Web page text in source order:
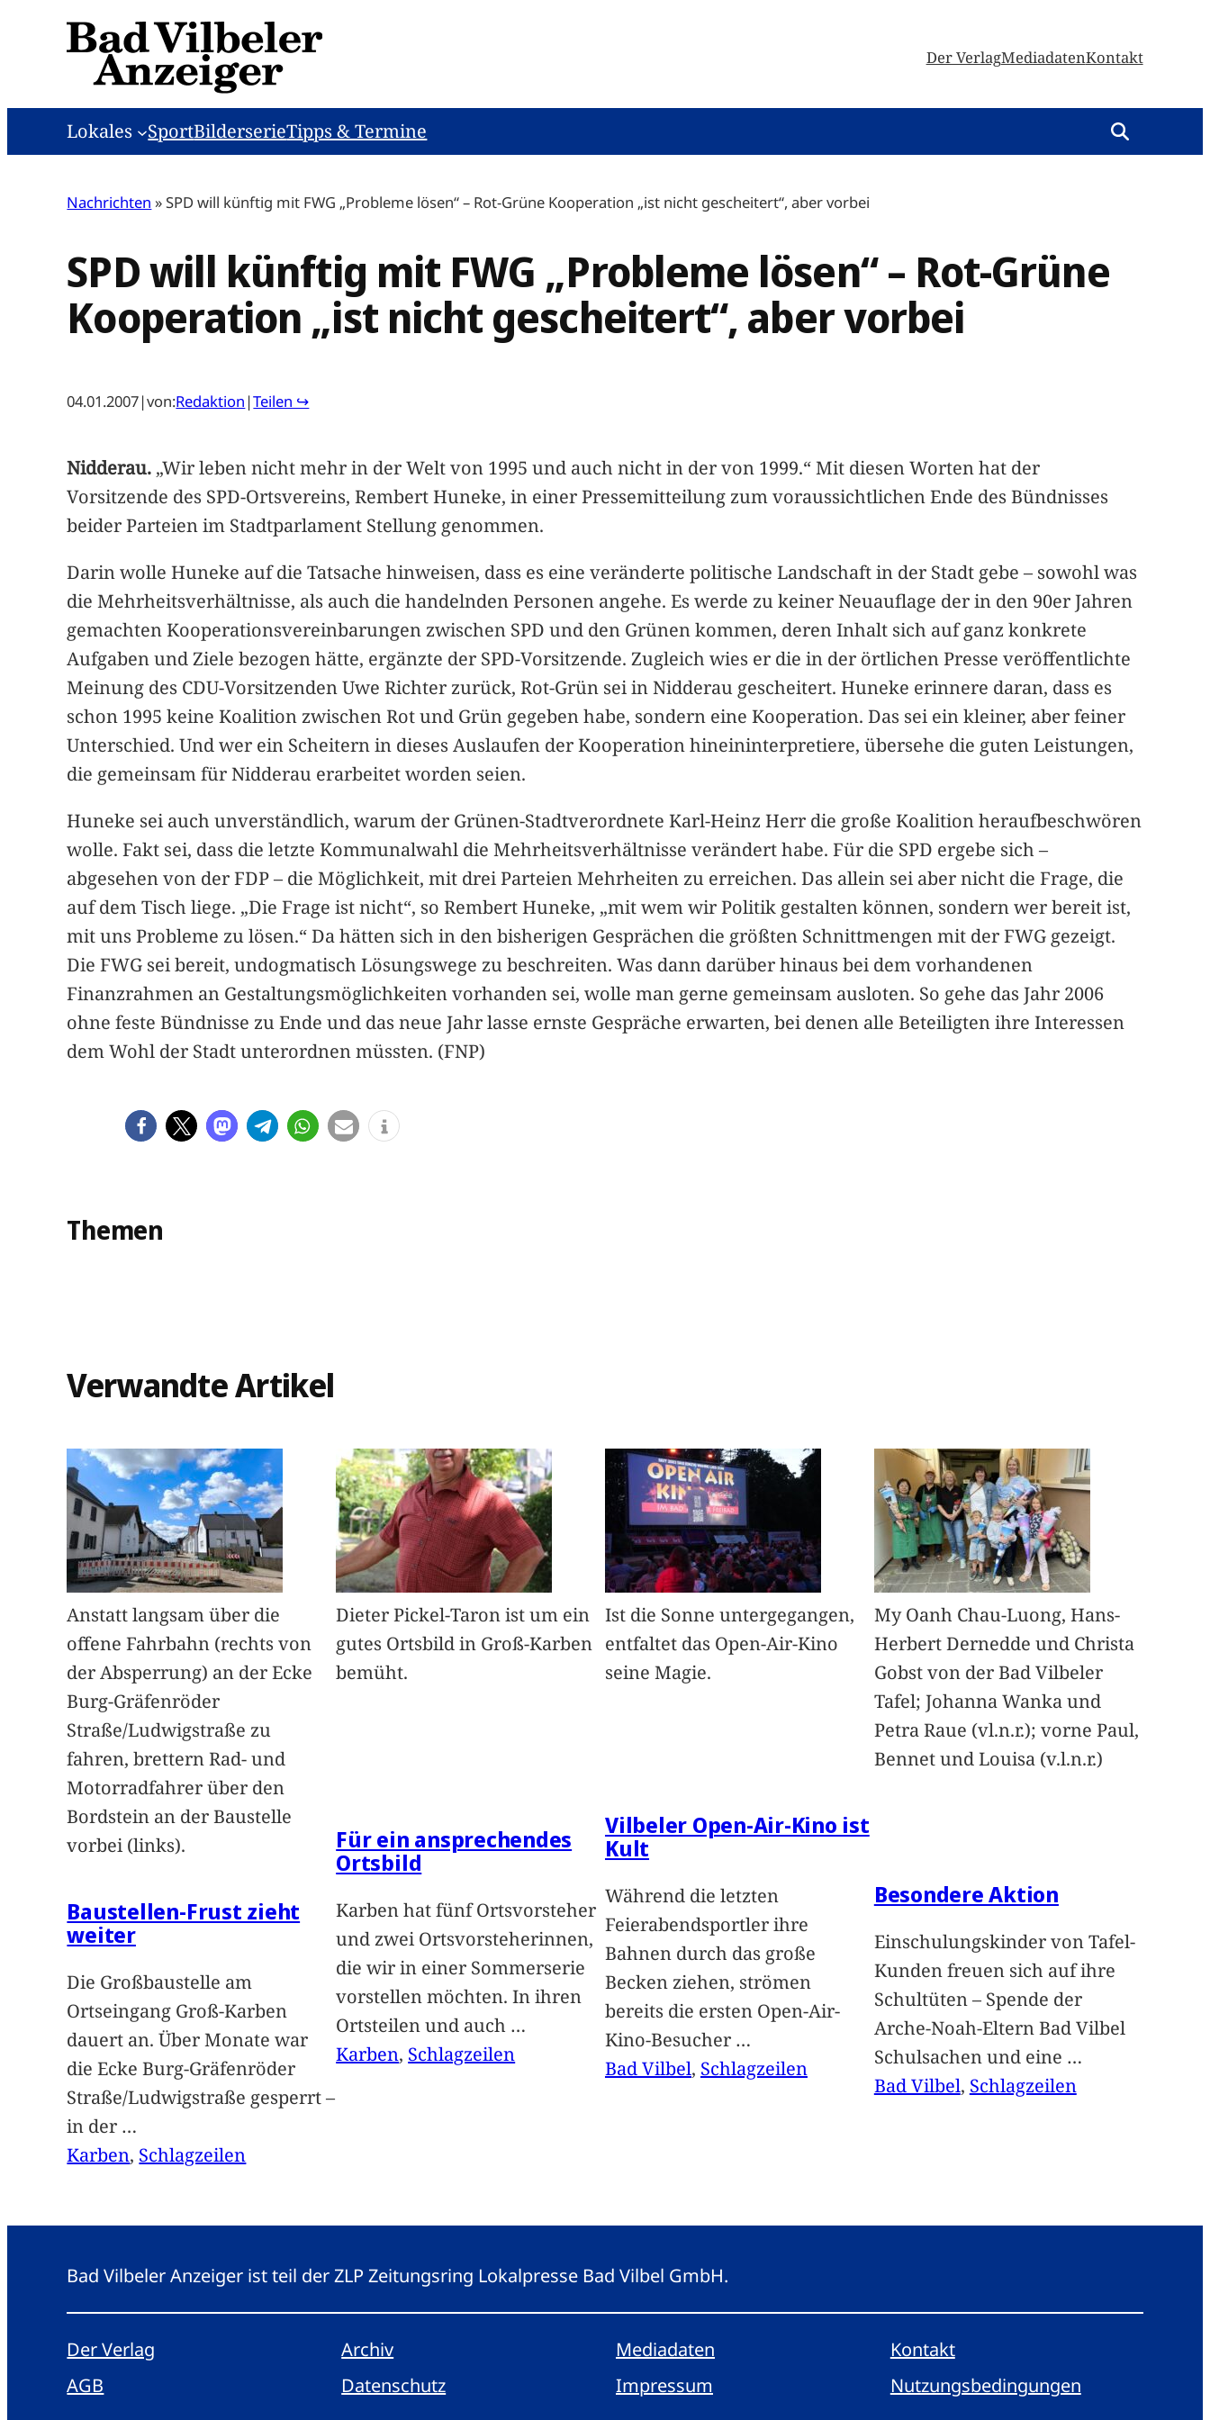
Der VerlagMediadatenKontakt
Lokales SportBilderserieTipps & Termine
Nachrichten »SPD will künftig mit FWG „Probleme lösen“ – Rot-Grüne Kooperation „ist nicht gescheitert“, aber vorbei
SPD will künftig mit FWG „Probleme lösen“ – Rot-Grüne
Kooperation „ist nicht gescheitert“, aber vorbei
04.01.2007|von:Redaktion |Teilen ↪
Nidderau. „Wir leben nicht mehr in der Welt von 1995 und auch nicht in der von 1999.“ Mit diesen Worten hat der
Vorsitzende des SPD-Ortsvereins, Rembert Huneke, in einer Pressemitteilung zum voraussichtlichen Ende des Bündnisses
beider Parteien im Stadtparlament Stellung genommen.
Darin wolle Huneke auf die Tatsache hinweisen, dass es eine veränderte politische Landschaft in der Stadt gebe – sowohl was
die Mehrheitsverhältnisse, als auch die handelnden Personen angehe. Es werde zu keiner Neuauflage der in den 90er Jahren
gemachten Kooperationsvereinbarungen zwischen SPD und den Grünen kommen, deren Inhalt sich auf ganz konkrete
Aufgaben und Ziele bezogen hätte, ergänzte der SPD-Vorsitzende. Zugleich wies er die in der örtlichen Presse veröffentlichte
Meinung des CDU-Vorsitzenden Uwe Richter zurück, Rot-Grün sei in Nidderau gescheitert. Huneke erinnere daran, dass es
schon 1995 keine Koalition zwischen Rot und Grün gegeben habe, sondern eine Kooperation. Das sei ein kleiner, aber feiner
Unterschied. Und wer ein Scheitern in dieses Auslaufen der Kooperation hineininterpretiere, übersehe die guten Leistungen,
die gemeinsam für Nidderau erarbeitet worden seien.
Huneke sei auch unverständlich, warum der Grünen-Stadtverordnete Karl-Heinz Herr die große Koalition heraufbeschwören
wolle. Fakt sei, dass die letzte Kommunalwahl die Mehrheitsverhältnisse verändert habe. Für die SPD ergebe sich –
abgesehen von der FDP – die Möglichkeit, mit drei Parteien Mehrheiten zu erreichen. Das allein sei aber nicht die Frage, die
auf dem Tisch liege. „Die Frage ist nicht“, so Rembert Huneke, „mit wem wir Politik gestalten können, sondern wer bereit ist,
mit uns Probleme zu lösen.“ Da hätten sich in den bisherigen Gesprächen die größten Schnittmengen mit der FWG gezeigt.
Die FWG sei bereit, undogmatisch Lösungswege zu beschreiten. Was dann darüber hinaus bei dem vorhandenen
Finanzrahmen an Gestaltungsmöglichkeiten vorhanden sei, wolle man gerne gemeinsam ausloten. So gehe das Jahr 2006
ohne feste Bündnisse zu Ende und das neue Jahr lasse ernste Gespräche erwarten, bei denen alle Beteiligten ihre Interessen
dem Wohl der Stadt unterordnen müssten. (FNP)
Themen
Verwandte Artikel
Anstatt langsam über die
offene Fahrbahn (rechts von
der Absperrung) an der Ecke
Burg-Gräfenröder
Straße/Ludwigstraße zu
fahren, brettern Rad- und
Motorradfahrer über den
Bordstein an der Baustelle
vorbei (links).
Baustellen-Frust zieht
weiter
Die Großbaustelle am
Ortseingang Groß-Karben
dauert an. Über Monate war
die Ecke Burg-Gräfenröder
Straße/Ludwigstraße gesperrt –
in der …
Karben, Schlagzeilen
Dieter Pickel-Taron ist um ein
gutes Ortsbild in Groß-Karben
bemüht.
Für ein ansprechendes
Ortsbild
Karben hat fünf Ortsvorsteher
und zwei Ortsvorsteherinnen,
die wir in einer Sommerserie
vorstellen möchten. In ihren
Ortsteilen und auch …
Karben, Schlagzeilen
Ist die Sonne untergegangen,
entfaltet das Open-Air-Kino
seine Magie.
Vilbeler Open-Air-Kino ist
Kult
Während die letzten
Feierabendsportler ihre
Bahnen durch das große
Becken ziehen, strömen
bereits die ersten Open-Air-
Kino-Besucher …
Bad Vilbel, Schlagzeilen
My Oanh Chau-Luong, Hans-
Herbert Dernedde und Christa
Gobst von der Bad Vilbeler
Tafel; Johanna Wanka und
Petra Raue (vl.n.r.); vorne Paul,
Bennet und Louisa (v.l.n.r.)
Besondere Aktion
Einschulungskinder von Tafel-
Kunden freuen sich auf ihre
Schultüten – Spende der
Arche-Noah-Eltern Bad Vilbel
Schulsachen und eine …
Bad Vilbel, Schlagzeilen
Bad Vilbeler Anzeiger ist teil der ZLP Zeitungsring Lokalpresse Bad Vilbel GmbH.
Der Verlag Archiv Mediadaten
Kontakt
AGB
Datenschutz Impressum Nutzungsbedingungen